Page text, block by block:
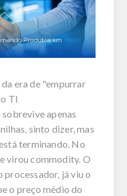
era de "empurrar
TI
sobrevive apenas
sinto dizer, mas
terminando. No
virou commodity. O
processador, já viu o
o preço médio do